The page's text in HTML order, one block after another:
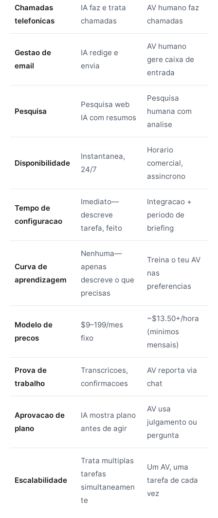
Chamadas
telefonicas
IA faz e trata
chamadas
AV humano faz
chamadas
Gestao de
email
IA redige e
envia
AV humano
gere caixa de
entrada
Pesquisa
Pesquisa web
IA com resumos
Pesquisa
humana com
analise
Disponibilidade
Instantanea,
24/7
Horario
comercial,
assincrono
Tempo de
configuracao
Imediato—
descreve
tarefa, feito
Integracao +
periodo de
briefing
Curva de
aprendizagem
Nenhuma—
apenas
descreve o que
precisas
Treina o teu AV
nas
preferencias
Modelo de
precos
$9–199/mes
fixo
~$13.50+/hora
(minimos
mensais)
Prova de
trabalho
Transcricoes,
confirmacoes
AV reporta via
chat
Aprovacao de
plano
IA mostra plano
antes de agir
AV usa
julgamento ou
pergunta
Escalabilidade
Trata multiplas
tarefas
simultaneamen
te
Um AV, uma
tarefa de cada
vez